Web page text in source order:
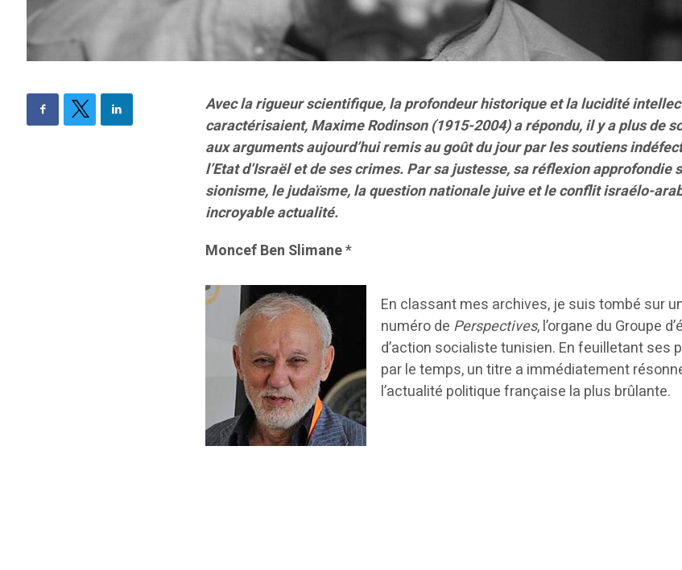
Avec la rigueur scientifique, la profondeur historique et la lucidité
caractérisaient, Maxime Rodinson (1915-2004) a répondu, il y a plus de
aux arguments aujourd’hui remis au goût du jour par les soutiens
l’Etat d’Israël et de ses crimes. Par sa justesse, sa réflexion approfondie
sionisme, le judaïsme, la question nationale juive et le conflit israélo-
incroyable actualité.
Moncef Ben Slimane*
En classant mes archives, je suis tombé sur
numéro de Perspectives, l’organe du Groupe
d’action socialiste tunisien. En feuilletant ses
par le temps, un titre a immédiatement
l’actualité politique française la plus brûlante.